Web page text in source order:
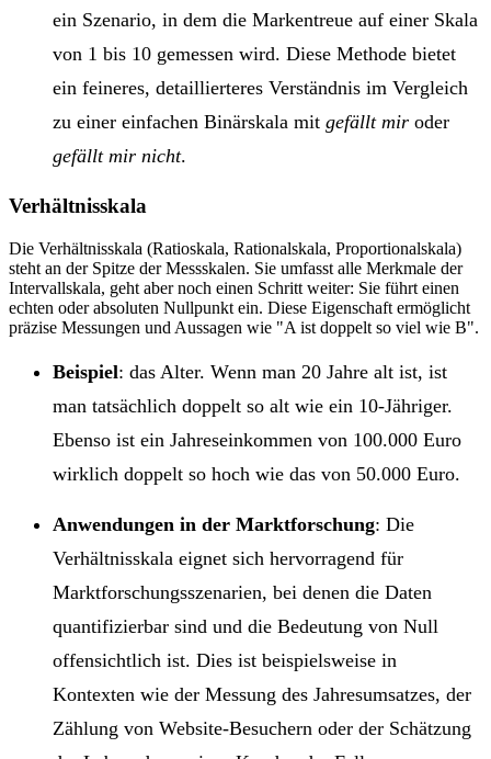
ein Szenario, in dem die Markentreue auf einer Skala
von 1 bis 10 gemessen wird. Diese Methode bietet
ein feineres, detaillierteres Verständnis im Vergleich
zu einer einfachen Binärskala mit gefällt mir oder
gefällt mir nicht.
Verhältnisskala
Die Verhältnisskala (Ratioskala, Rationalskala, Proportionalskala)
steht an der Spitze der Messskalen. Sie umfasst alle Merkmale der
Intervallskala, geht aber noch einen Schritt weiter: Sie führt einen
echten oder absoluten Nullpunkt ein. Diese Eigenschaft ermöglicht
präzise Messungen und Aussagen wie
A ist doppelt so viel wie B .
Beispiel: das Alter. Wenn man 20 Jahre alt ist, ist
man tatsächlich doppelt so alt wie ein 10-Jähriger.
Ebenso ist ein Jahreseinkommen von 100.000 Euro
wirklich doppelt so hoch wie das von 50.000 Euro.
Anwendungen in der Marktforschung: Die
Verhältnisskala eignet sich hervorragend für
Marktforschungsszenarien, bei denen die Daten
quantifizierbar sind und die Bedeutung von Null
offensichtlich ist. Dies ist beispielsweise in
Kontexten wie der Messung des Jahresumsatzes, der
Zählung von Website-Besuchern oder der Schätzung